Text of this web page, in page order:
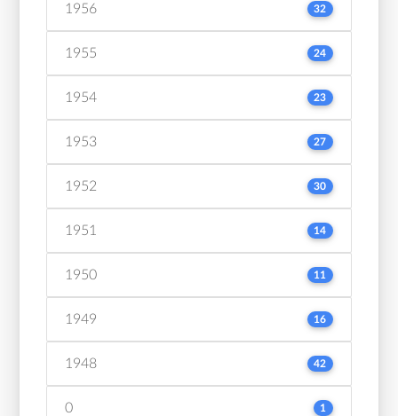
1956 32
1955 24
1954 23
1953 27
1952 30
1951 14
1950 11
1949 16
1948 42
0 1